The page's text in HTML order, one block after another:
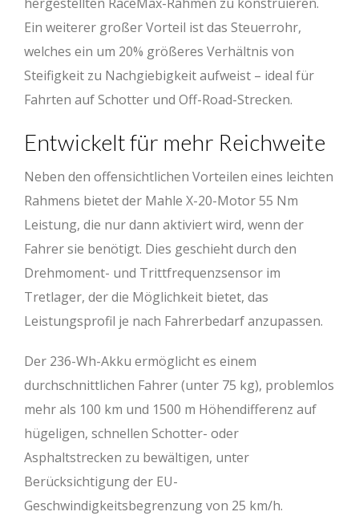
Ein weiterer großer Vorteil ist das Steuerrohr,
welches ein um 20% größeres Verhältnis von
Steifigkeit zu Nachgiebigkeit aufweist – ideal für
Fahrten auf Schotter und Off-Road-Strecken.
Entwickelt für mehr Reichweite
Neben den offensichtlichen Vorteilen eines leichten
Rahmens bietet der Mahle X-20-Motor 55 Nm
Leistung, die nur dann aktiviert wird, wenn der
Fahrer sie benötigt. Dies geschieht durch den
Drehmoment- und Trittfrequenzsensor im
Tretlager, der die Möglichkeit bietet, das
Leistungsprofil je nach Fahrerbedarf anzupassen.
Der 236-Wh-Akku ermöglicht es einem
durchschnittlichen Fahrer (unter 75 kg), problemlos
mehr als 100 km und 1500 m Höhendifferenz auf
hügeligen, schnellen Schotter- oder
Asphaltstrecken zu bewältigen, unter
Berücksichtigung der EU-
Geschwindigkeitsbegrenzung von 25 km/h.